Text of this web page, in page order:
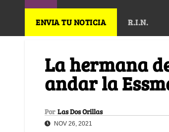
ENVIA TU NOTICIA R.I.N.
La hermana
andar la
Por Las Dos Orillas
NOV 26, 2021